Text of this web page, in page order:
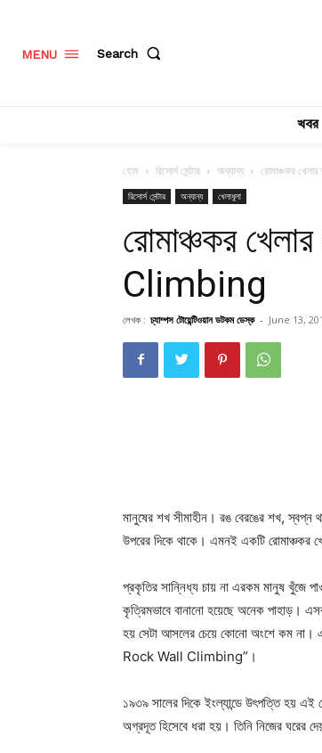
MENU Search
খবর
হোম রিসোর্স সেন্টার অন্যান্য রোমাঞ্চকর
রিসোর্স সেন্টার অন্যান্য খেলাধুলা
রোমাঞ্চকর
Climbing
লেখক : চ্যাম্পস টোয়েন্টিওয়ান ডটকম ডেস্ক - June 13,
মানুষের শখ সীমাহীন। রঙ বেরঙের শখ, স্বপ্ন
উপরের দিকে থাকে। এমনই একটি রোমাঞ্চকর
প্রকৃতির সান্নিধ্য চায় না এরকম মানুষ খুঁজে
কৃত্রিমভাবে বানানো হয়েছে অনেক পাহাড়।
হয় সেটা আসলের চেয়ে কোনো অংশে কম না।
Rock Wall Climbing”।
১৯৩৯ সালের দিকে ইংল্যান্ডে উৎপত্তি হয়
অগ্রদূত হিসেবে ধরা হয়। তিনি নিজের ঘরের